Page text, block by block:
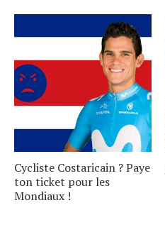
Cycliste Costaricain ? Paye
ton ticket pour les
Mondiaux !